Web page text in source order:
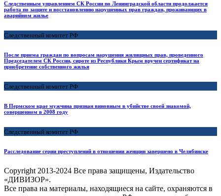
Следственным управлением СК России по Ленинградской области продолжается
работа по защите и восстановлению нарушенных прав граждан, проживающих в
аварийном жилье
Следственный комитет РФ
После приема граждан по вопросам нарушения жилищных прав, проведенного
Председателем СК России, сироте из Республики Крым вручен сертификат на
приобретение собственного жилья
Следственный комитет РФ
В Пермском крае мужчина признан виновным в убийстве своей знакомой,
совершенном в 2008 году
Следственный комитет РФ
Расследование серии преступлений в отношении женщин завершено в Челябинске
Copyright 2013-2024 Все права защищены, Издательство
«ДИВИЗОР».
Все права на материалы, находящиеся на сайте, охраняются в